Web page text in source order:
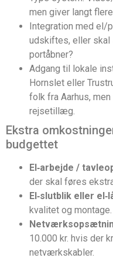
men giver langt
Integration med el/
udskiftes, eller skal
portåbner?
Adgang til lokale
Hornslet eller
folk fra Aarhus,
rejsetillæg.
Ekstra
budgettet
El‑arbejde /
der skal føres
El‑slutblik eller
kvalitet og montage.
10.000 kr. hvis der
netværkskabler.